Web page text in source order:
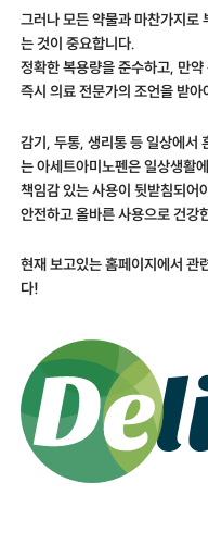
그러나 모든 약물과 마찬가지로
는 것이 중요합니다.
정확한 복용량을 준수하고, 만
즉시 의료 전문가의 조언을 받아
감기, 두통, 생리통 등 일상에서
는 아세트아미노펜은 일상생활
책임감 있는 사용이 뒷받침되어
안전하고 올바른 사용으로 건강
현재 보고있는 홈페이지에서 관
다!